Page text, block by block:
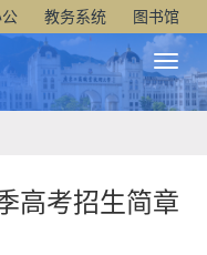
教务系统 图书馆
Toggle
高考招生简章